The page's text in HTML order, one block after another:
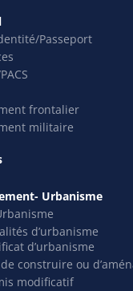
Passeport
frontalier
militaire
Urbanisme
d’urbanisme
d’urbanisme
construire ou
modificatif